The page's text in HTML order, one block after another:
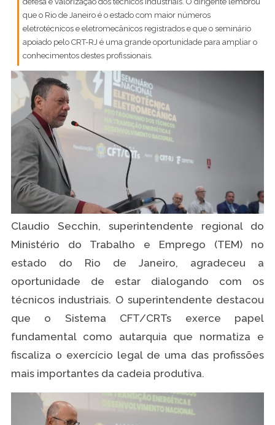
que o Rio de Janeiro é o estado com maior números
eletrotécnicos e eletromecânicos registrados e que o seminário
apoiado pelo CRT-RJ é uma grande oportunidade para ampliar o
conhecimentos destes profissionais.
Claudio Secchin, superintendente regional do
Ministério do Trabalho e Emprego (TEM) no
estado do Rio de Janeiro, agradeceu a
oportunidade de estar dialogando com os
técnicos industriais. O superintendente destacou
que o Sistema CFT/CRTs exerce papel
fundamental como autarquia que normatiza e
fiscaliza o exercício legal de uma das profissões
mais importantes da cadeia produtiva.